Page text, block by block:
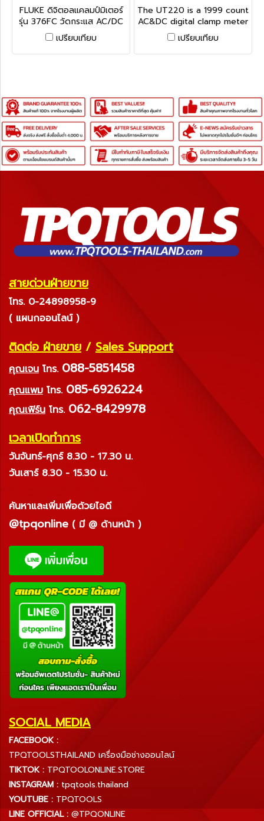
6 FC
FLUKE ดิจิตอลแคลมป์มิเตอร์
รุ่น 376FC วัดกระแส AC/DC
สูงสุด 1000A วัดกระแส AC
สูงสุด 2,500A วัดแรงดัน
AC/DC สูงสุด 1,000V วัด
เปรียบเทียบ
516-1725D
The UT220 is a 1999 count
AC&DC digital clamp meter
that can ensure stable
performance, higher
degree of safety and
perfect for all
professionals measuring
currents up to 2000A.
เปรียบเทียบ
สายด่วนฝ่ายขาย
โทร. 0-24898958-9
( แผนกออนไลน์ )
ติดต่อ ฝ่ายขาย / Sales Support
คุณเจน โทร. 088-5851458
คุณแพม โทร. 085-6926224
คุณเฟิร์น โทร. 062-8429978
เวลาเปิดทำการ
วันจันทร์-ศุกร์ 8.30 - 17.30 น.
วันเสาร์ 8.30 - 15.30 น.
ค้นหาและเพิ่มเพื่อด้วยไอดี
@tpqonline ( มี @ ด้านหน้า )
SOCIAL MEDIA
FACEBOOK :
TPQTOOLSTHAILAND เครื่องมือช่างออนไลน์
TIKTOK : TPQTOOLONLINE.STORE
INSTAGRAM : tpqtools.thailand
YOUTUBE : TPQTOOLS
LINE OFFICIAL : @TPQONLINE